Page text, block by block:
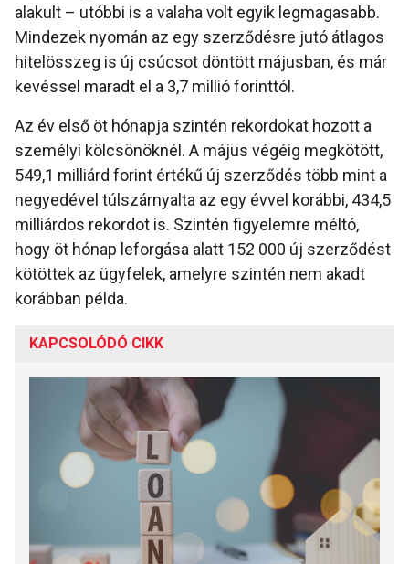
alakult – utóbbi is a valaha volt egyik legmagasabb.
Mindezek nyomán az egy szerződésre jutó átlagos
hitelösszeg is új csúcsot döntött májusban, és már
kevéssel maradt el a 3,7 millió forinttól.
Az év első öt hónapja szintén rekordokat hozott a
személyi kölcsönöknél. A május végéig megkötött,
549,1 milliárd forint értékű új szerződés több mint a
negyedével túlszárnyalta az egy évvel korábbi, 434,5
milliárdos rekordot is. Szintén figyelemre méltó,
hogy öt hónap leforgása alatt 152 000 új szerződést
kötöttek az ügyfelek, amelyre szintén nem akadt
korábban példa.
KAPCSOLÓDÓ CIKK